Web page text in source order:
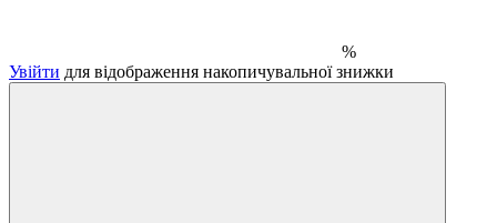
%
Увійти для відображення накопичувальної знижки